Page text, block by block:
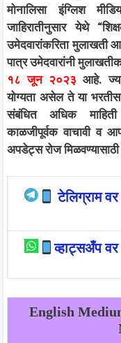
मोनालिसा इंग्लिश
जाहिरातीनुसार येथे
उमेदवारांकरिता
पात्र उमेदवारांनी
१८ जून २०२३ आहे.
योग्यता असेल ते या
संबंधित अधिक
काळजीपूर्वक वाचावी व
अपडेट्स रोज मिळवण्यासाठी
टेलिग्राम
व्हाट्सअँप
English